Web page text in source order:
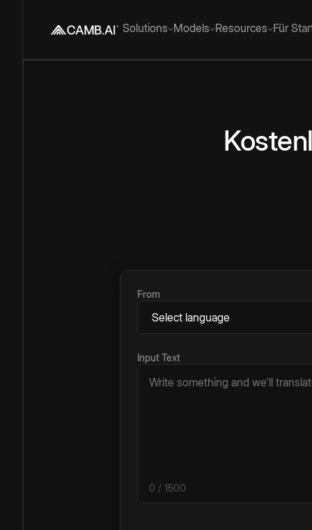
Solutions Models Resources Für
From
Input Text
0 / 1500